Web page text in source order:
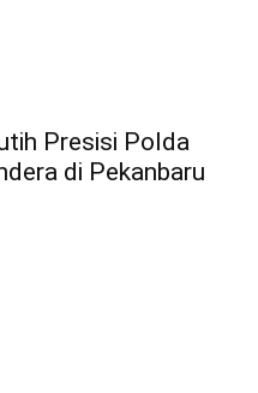
Presisi Polda
di Pekanbaru